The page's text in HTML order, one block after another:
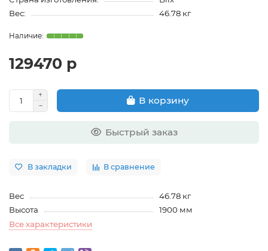
Вес:
46.78 кг
129470 р
В корзину
Быстрый заказ
В закладки В сравнение
Вес
46.78 кг
Высота
1900 мм
Все характеристики